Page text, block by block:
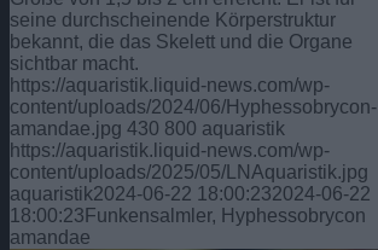
seine durchscheinende Körperstruktur
bekannt, die das Skelett und die Organe
sichtbar macht.
https://aquaristik.liquid-news.com/wp-
content/uploads/2024/06/Hyphessobrycon-
amandae.jpg 430 800 aquaristik
https://aquaristik.liquid-news.com/wp-
content/uploads/2025/05/LNAquaristik.jpg
aquaristik2024-06-22 18:00:232024-06-22
18:00:23 Funkensalmler, Hyphessobrycon
amandae